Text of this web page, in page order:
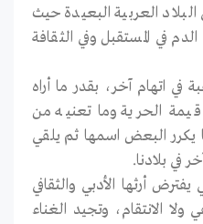
العربية البعيدة حيث
في المستقبل وفي الثقافة
اتهام آخر، بقدر ما أراه
قيمة الحرية وما تعنيه من
يكرر البعض اسمها ثم يلقي
في بلادنا.
أرثها الأدبي والثقافي
الانتقام، وتجيد الغناء